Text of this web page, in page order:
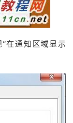
在通知区域显示